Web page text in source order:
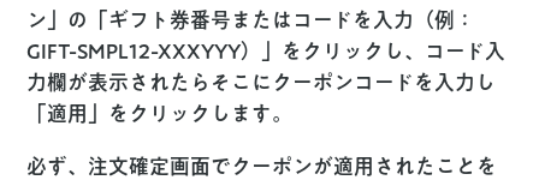
ン」の「ギフト券番号またはコードを入力（例：
GIFT-SMPL12-XXXYYY）」をクリックし、コード入
力欄が表示されたらそこにクーポンコードを入力し
「適用」をクリックします。
必ず、注文確定画面でクーポンが適用されたことを